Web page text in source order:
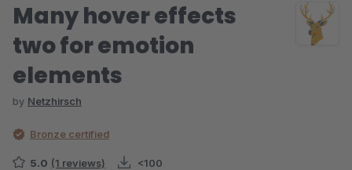
Many hover effects
two for emotion
elements
by Netzhirsch
Bronze certified
5.0 (1 reviews) <100